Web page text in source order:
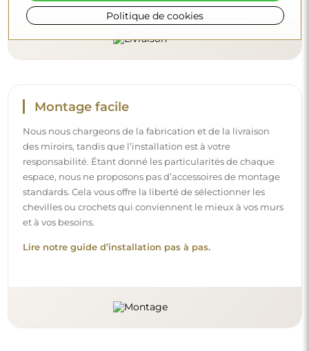
Montage facile
Nous nous chargeons de la fabrication et de la livraison
des miroirs, tandis que l’installation est à votre
responsabilité. Étant donné les particularités de chaque
espace, nous ne proposons pas d’accessoires de montage
standards. Cela vous offre la liberté de sélectionner les
chevilles ou crochets qui conviennent le mieux à vos murs
et à vos besoins.
Lire notre guide d’installation pas à pas.
Politique de cookies